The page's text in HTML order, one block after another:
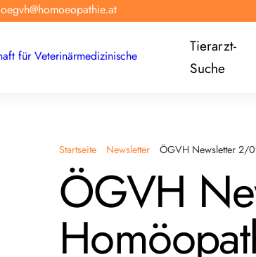
oegvh@homoeopathie.at
Tierarzt-
Suche
Startseite Newsletter ÖGVH Newsletter 2/
ÖGVH